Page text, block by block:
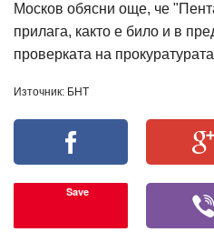
Москов обясни още, че
прилага, както е било и в
проверката на
Източник: БНТ
Save